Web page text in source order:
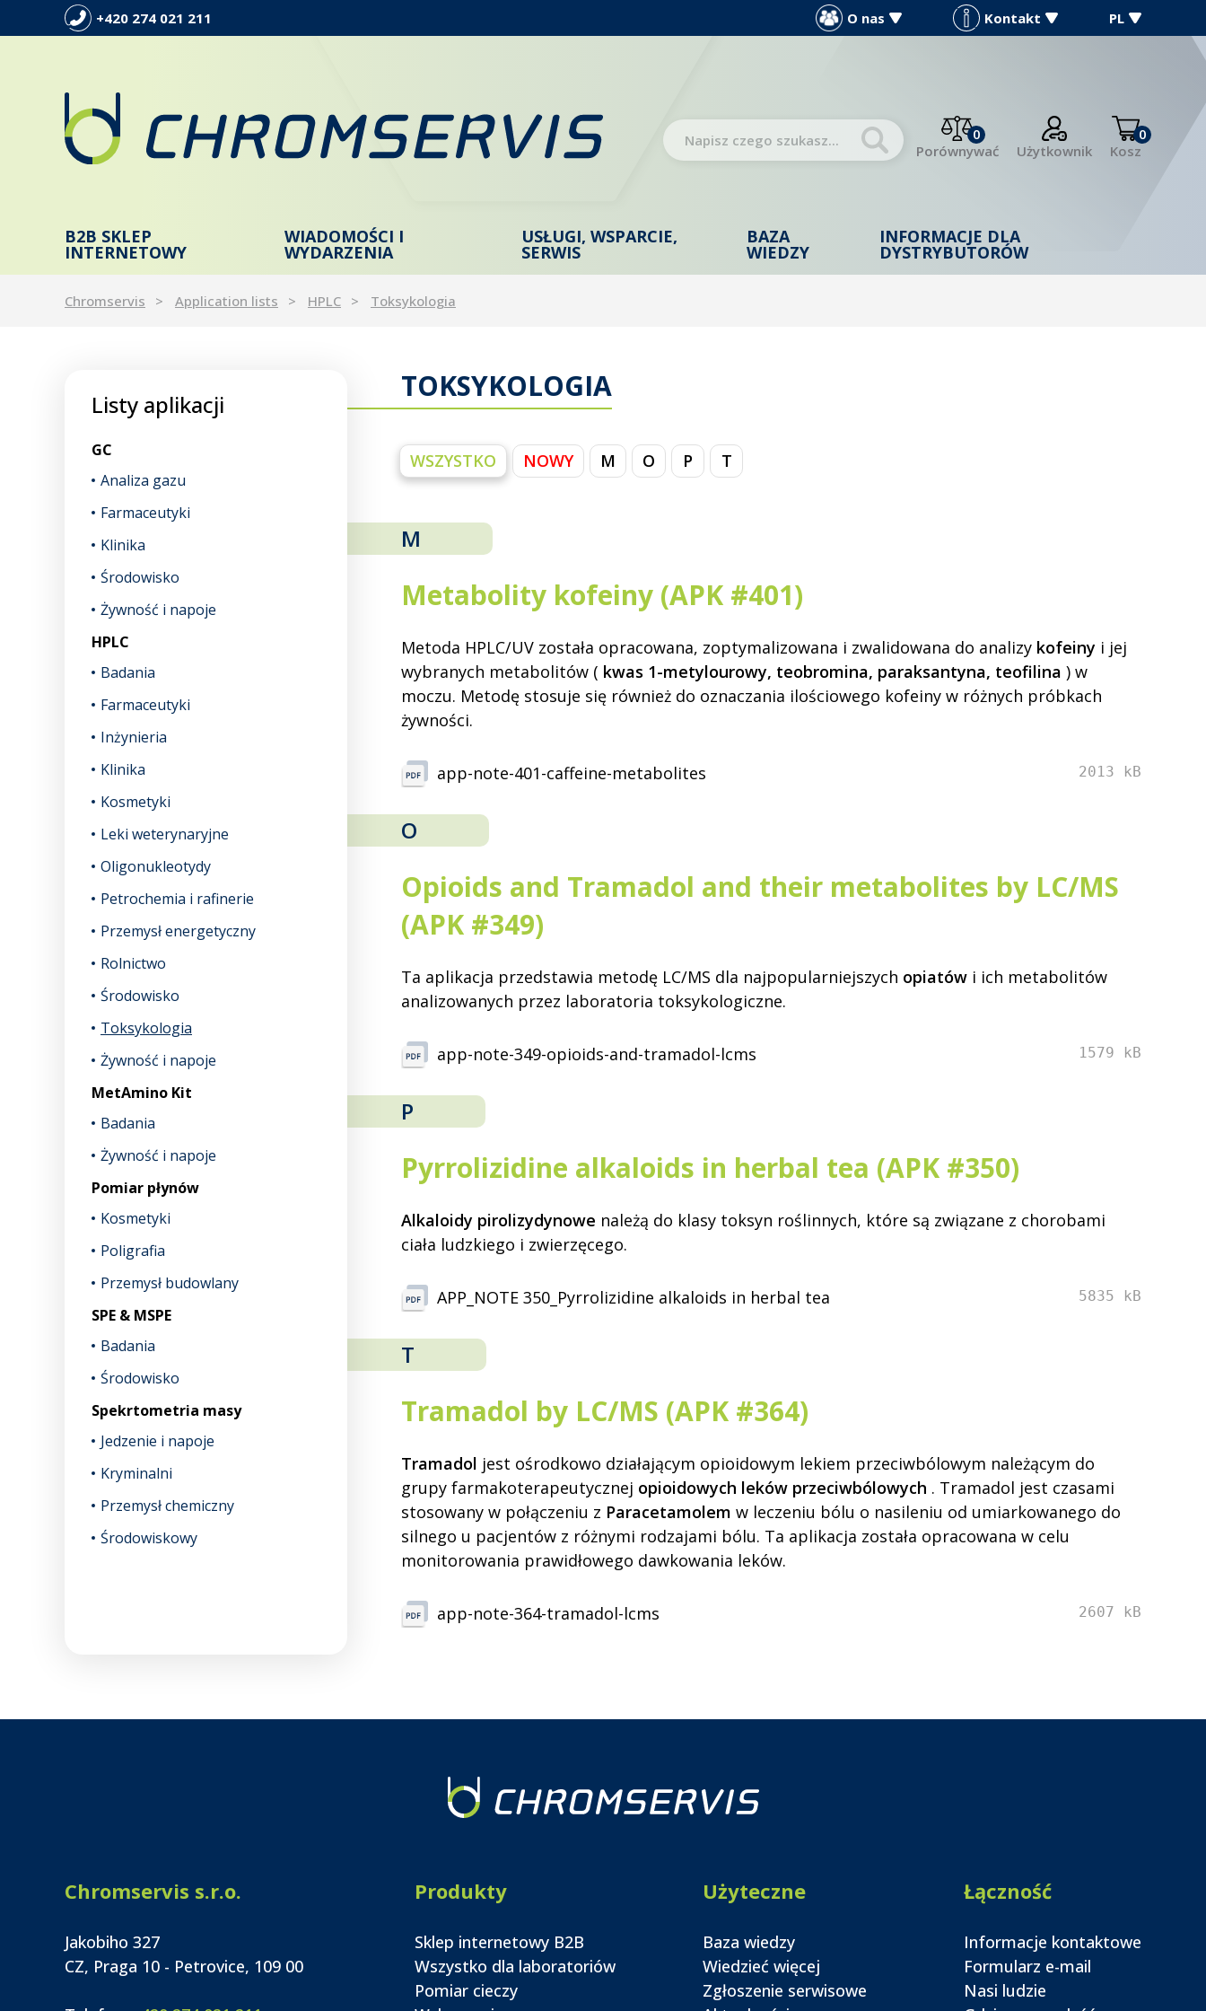
+420 274 021 211 O nas Kontakt PL
0
Porównywać
Użytkownik
0
Kosz
B2B SKLEP
INTERNETOWY
WIADOMOŚCI I
WYDARZENIA
USŁUGI, WSPARCIE,
SERWIS
BAZA
WIEDZY
INFORMACJE DLA
DYSTRYBUTORÓW
Chromservis Application lists HPLC Toksykologia
Listy aplikacji
GC
Analiza gazu
Farmaceutyki
Klinika
Środowisko
Żywność i napoje
HPLC
Badania
Farmaceutyki
Inżynieria
Klinika
Kosmetyki
Leki weterynaryjne
Oligonukleotydy
Petrochemia i rafinerie
Przemysł energetyczny
Rolnictwo
Środowisko
Toksykologia
Żywność i napoje
MetAmino Kit
Badania
Żywność i napoje
Pomiar płynów
Kosmetyki
Poligrafia
Przemysł budowlany
SPE & MSPE
Badania
Środowisko
Spekrtometria masy
Jedzenie i napoje
Kryminalni
Przemysł chemiczny
Środowiskowy
TOKSYKOLOGIA
WSZYSTKO NOWY M O P T
M
Metabolity kofeiny (APK #401)
Metoda HPLC/UV została opracowana, zoptymalizowana i zwalidowana do analizy kofeiny i jej
wybranych metabolitów ( kwas 1-metylourowy, teobromina, paraksantyna, teofilina ) w
moczu. Metodę stosuje się również do oznaczania ilościowego kofeiny w różnych próbkach
żywności.
app-note-401-caffeine-metabolites 2013 kB
O
Opioids and Tramadol and their metabolites by LC/MS
(APK #349)
Ta aplikacja przedstawia metodę LC/MS dla najpopularniejszych opiatów i ich metabolitów
analizowanych przez laboratoria toksykologiczne.
app-note-349-opioids-and-tramadol-lcms 1579 kB
P
Pyrrolizidine alkaloids in herbal tea (APK #350)
Alkaloidy pirolizydynowe należą do klasy toksyn roślinnych, które są związane z chorobami
ciała ludzkiego i zwierzęcego.
APP_NOTE 350_Pyrrolizidine alkaloids in herbal tea 5835 kB
T
Tramadol by LC/MS (APK #364)
Tramadol jest ośrodkowo działającym opioidowym lekiem przeciwbólowym należącym do
grupy farmakoterapeutycznej opioidowych leków przeciwbólowych . Tramadol jest czasami
stosowany w połączeniu z Paracetamolem w leczeniu bólu o nasileniu od umiarkowanego do
silnego u pacjentów z różnymi rodzajami bólu. Ta aplikacja została opracowana w celu
monitorowania prawidłowego dawkowania leków.
app-note-364-tramadol-lcms 2607 kB
Chromservis s.r.o.
Jakobiho 327
CZ, Praga 10 - Petrovice, 109 00
Produkty
Sklep internetowy B2B
Wszystko dla laboratoriów
Pomiar cieczy
Użyteczne
Baza wiedzy
Wiedzieć więcej
Zgłoszenie serwisowe
Łączność
Informacje kontaktowe
Formularz e-mail
Nasi ludzie